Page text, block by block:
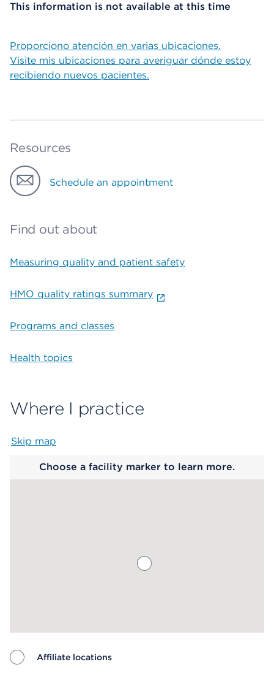
This information is not available at this time
Proporciono atención en varias ubicaciones.
Visite mis ubicaciones para averiguar dónde estoy
recibiendo nuevos pacientes.
Resources
Schedule an appointment
Find out about
Measuring quality and patient safety
HMO quality ratings summary
Programs and classes
Health topics
Where I practice
Skip map
Choose a facility marker to learn more.
Affiliate locations